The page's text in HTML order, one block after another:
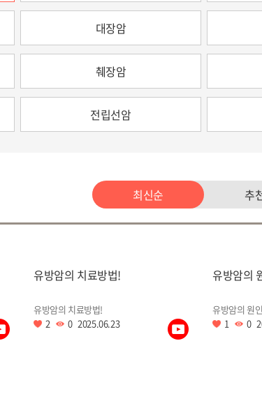
대장암
췌장암
전립선암
최신순 추
유방암의 치료방법!
유방암의 치료방법!
2
0 2025.06.23
유방암의
유방암의 원
1
0